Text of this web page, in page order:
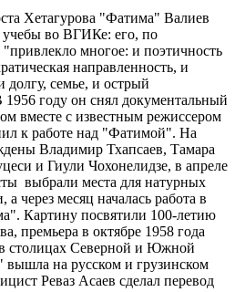
Хетагурова "Фатима" Валиев
учебы во ВГИКе: его, по
многое: и поэтичность
направленность, и
долгу, семье, и острый
году он снял документальный
вместе с известным режиссером
к работе над "Фатимой". На
Владимир Тхапсаев, Тамара
и Гиули Чохонелидзе, в апреле
выбрали места для натурных
через месяц началась работа в
Картину посвятили 100-летию
премьера в октябре 1958 года
в столицах Северной и Южной
на русском и грузинском
Реваз Асаев сделал перевод